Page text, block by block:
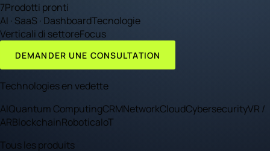
7Prodotti pronti
AI · SaaS · DashboardTecnologie
Verticali di settoreFocus
DEMANDER UNE CONSULTATION
Technologies en vedette
AIQuantum ComputingCRMNetworkCloudCybersecurityVR /
ARBlockchainRoboticaIoT
Tous les produits